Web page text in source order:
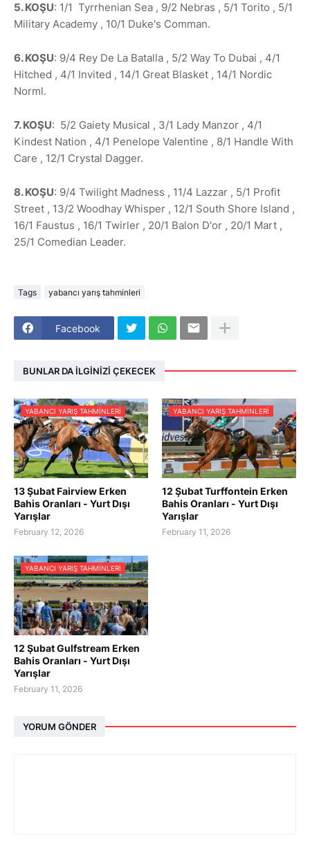
5. KOŞU: 1/1 Tyrrhenian Sea , 9/2 Nebras , 5/1 Torito , 5/1
Military Academy , 10/1 Duke's Comman.
6. KOŞU: 9/4 Rey De La Batalla , 5/2 Way To Dubai , 4/1
Hitched , 4/1 Invited , 14/1 Great Blasket , 14/1 Nordic
Norml.
7. KOŞU: 5/2 Gaiety Musical , 3/1 Lady Manzor , 4/1
Kindest Nation , 4/1 Penelope Valentine , 8/1 Handle With
Care , 12/1 Crystal Dagger.
8. KOŞU: 9/4 Twilight Madness , 11/4 Lazzar , 5/1 Profit
Street , 13/2 Woodhay Whisper , 12/1 South Shore Island ,
16/1 Faustus , 16/1 Twirler , 20/1 Balon D'or , 20/1 Mart ,
25/1 Comedian Leader.
Tags yabancı yarış tahminleri
Facebook
BUNLAR DA İLGINIZI ÇEKECEK
YABANCI YARIŞ TAHMINLERI
13 Şubat Fairview Erken
Bahis Oranları - Yurt Dışı
Yarışlar
February 12, 2026
YABANCI YARIŞ TAHMINLERI
12 Şubat Turffontein Erken
Bahis Oranları - Yurt Dışı
Yarışlar
February 11, 2026
YABANCI YARIŞ TAHMINLERI
12 Şubat Gulfstream Erken
Bahis Oranları - Yurt Dışı
Yarışlar
February 11, 2026
YORUM GÖNDER